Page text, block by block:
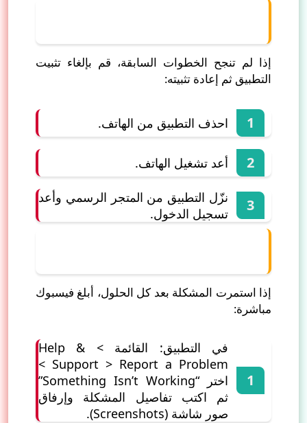
إذا لم تنجح الخطوات السابقة، قم بإلغاء تثبيت
التطبيق ثم إعادة تثبيته:
احذف التطبيق من الهاتف.
أعد تشغيل الهاتف.
نزّل التطبيق من المتجر الرسمي وأعد
تسجيل الدخول.
إذا استمرت المشكلة بعد كل الحلول، أبلغ فيسبوك
مباشرة:
في التطبيق: القائمة > Help &
Support > Report a Problem >
اختر “Something Isn’t Working”
ثم اكتب تفاصيل المشكلة وإرفاق
صور شاشة (Screenshots).